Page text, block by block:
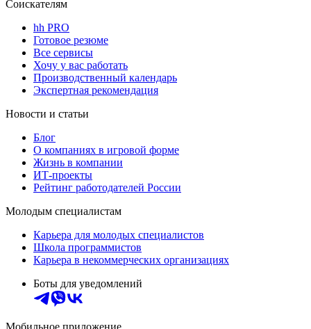
Соискателям
hh PRO
Готовое резюме
Все сервисы
Хочу у вас работать
Производственный календарь
Экспертная рекомендация
Новости и статьи
Блог
О компаниях в игровой форме
Жизнь в компании
ИТ-проекты
Рейтинг работодателей России
Молодым специалистам
Карьера для молодых специалистов
Школа программистов
Карьера в некоммерческих организациях
Боты для уведомлений
Мобильное приложение